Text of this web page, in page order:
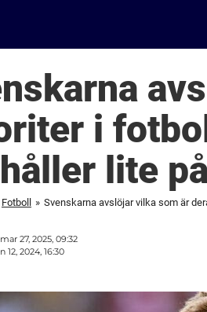
i
lite
Fotboll » Svenskarna avslöjar vilka som är
mar 27, 2025, 09:32
12, 2024, 16:30